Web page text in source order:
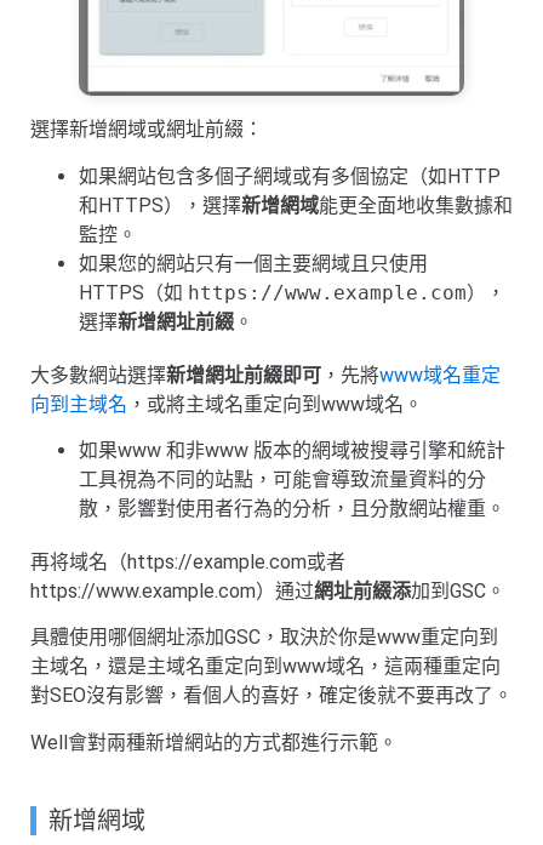
選擇新增網域或網址前綴：
如果網站包含多個子網域或有多個協定（如HTTP
和HTTPS），選擇新增網域能更全面地收集數據和
監控。
如果您的網站只有一個主要網域且只使用
HTTPS（如 https://www.example.com），
選擇新增網址前綴 。
大多數網站選擇新增網址前綴即可 ，先將www域名重定
向到主域名 ，或將主域名重定向到www域名。
如果www 和非www 版本的網域被搜尋引擎和統計
工具視為不同的站點，可能會導致流量資料的分
散，影響對使用者行為的分析，且分散網站權重。
再将域名（https://example.com或者
https://www.example.com）通过網址前綴添加到GSC。
具體使用哪個網址添加GSC，取決於你是www重定向到
主域名，還是主域名重定向到www域名，這兩種重定向
對SEO沒有影響，看個人的喜好，確定後就不要再改了。
Well會對兩種新增網站的方式都進行示範。
新增網域